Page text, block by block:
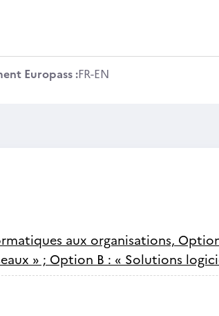
Europass :FR-EN
aux organisations,
» ; Option B : « Solutions